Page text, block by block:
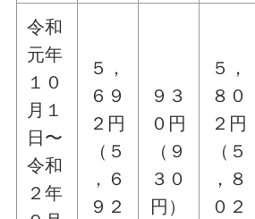
令和
元年
１０
月１
日〜
令和
２年
５，
６９
２円
（５
，６
９２
９３
０円
（９
３０
円）
５，
８０
２円
（５
，８
０２